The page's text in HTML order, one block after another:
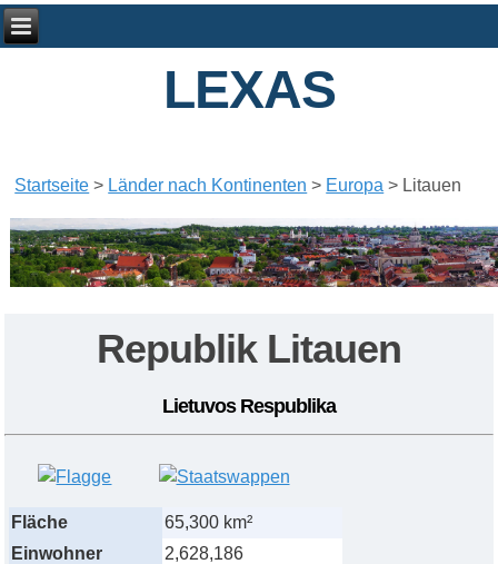
LEXAS
Startseite > Länder nach Kontinenten > Europa > Litauen
Republik Litauen
Lietuvos Respublika
Fläche
65,300 km²
Einwohner
2,628,186